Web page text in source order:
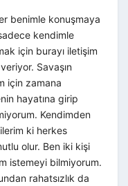
benimle konuşmaya
kendimle
için burayı iletişim
Savaşın
için zamana
hayatına girip
Kendimden
ki herkes
olur. Ben iki kişi
istemeyi bilmiyorum.
rahatsızlık da